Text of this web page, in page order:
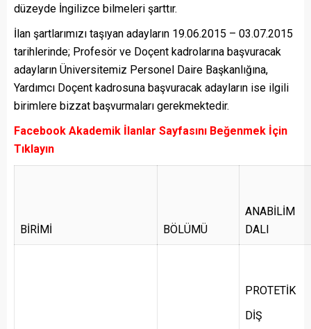
düzeyde İngilizce bilmeleri şarttır.
İlan şartlarımızı taşıyan adayların 19.06.2015 – 03.07.2015
tarihlerinde; Profesör ve Doçent kadrolarına başvuracak
adayların Üniversitemiz Personel Daire Başkanlığına,
Yardımcı Doçent kadrosuna başvuracak adayların ise ilgili
birimlere bizzat başvurmaları gerekmektedir.
Facebook Akademik İlanlar Sayfasını Beğenmek İçin
Tıklayın
BİRİMİ BÖLÜMÜ
ANABİLİM
DALI
PROTETİK
DİŞ